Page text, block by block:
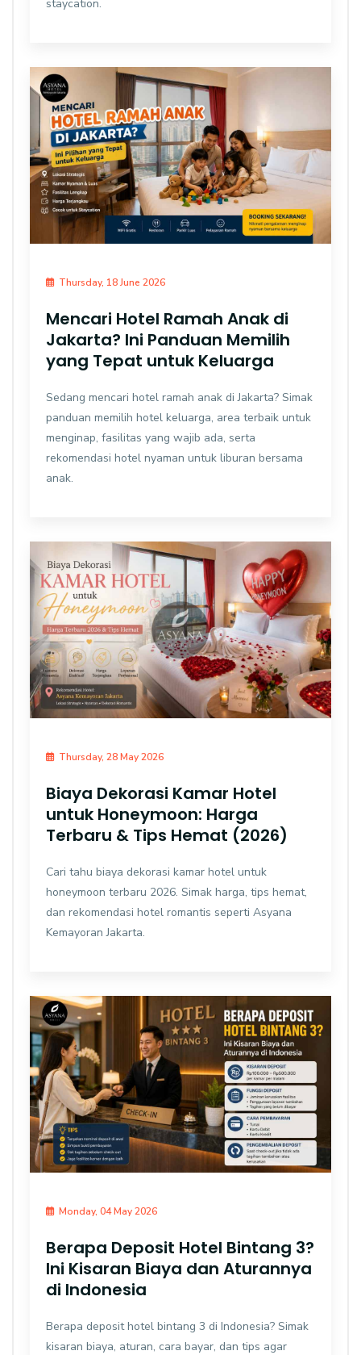
staycation.
Thursday, 18 June 2026
Mencari Hotel Ramah Anak di
Jakarta? Ini Panduan Memilih
yang Tepat untuk Keluarga
Sedang mencari hotel ramah anak di Jakarta? Simak
panduan memilih hotel keluarga, area terbaik untuk
menginap, fasilitas yang wajib ada, serta
rekomendasi hotel nyaman untuk liburan bersama
anak.
Thursday, 28 May 2026
Biaya Dekorasi Kamar Hotel
untuk Honeymoon: Harga
Terbaru & Tips Hemat (2026)
Cari tahu biaya dekorasi kamar hotel untuk
honeymoon terbaru 2026. Simak harga, tips hemat,
dan rekomendasi hotel romantis seperti Asyana
Kemayoran Jakarta.
Monday, 04 May 2026
Berapa Deposit Hotel Bintang 3?
Ini Kisaran Biaya dan Aturannya
di Indonesia
Berapa deposit hotel bintang 3 di Indonesia? Simak
kisaran biaya, aturan, cara bayar, dan tips agar